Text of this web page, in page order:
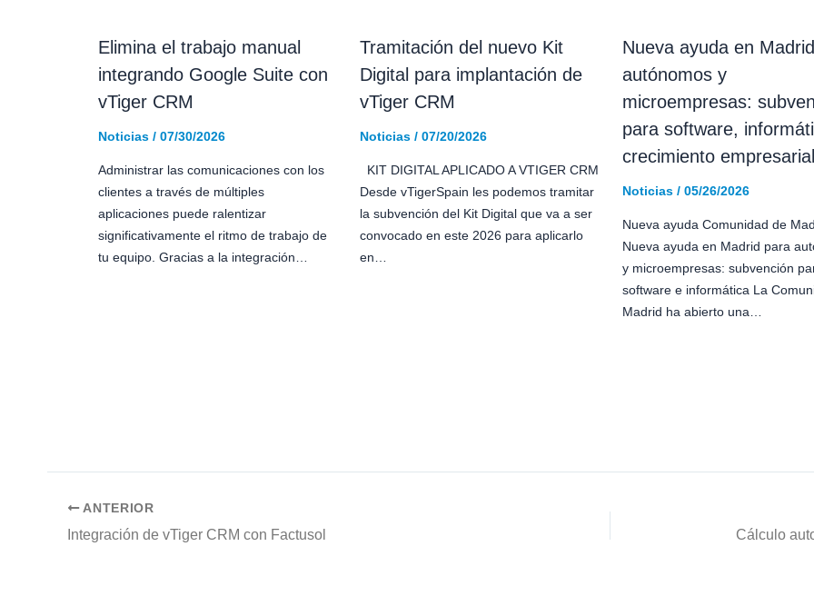
Elimina el trabajo manual
integrando Google Suite con
vTiger CRM
Noticias / 07/30/2026
Administrar las comunicaciones con los
clientes a través de múltiples
aplicaciones puede ralentizar
significativamente el ritmo de trabajo de
tu equipo. Gracias a la integración…
Tramitación del nuevo Kit
Digital para implantación de
vTiger CRM
Noticias /07/20/2026
KIT DIGITAL APLICADO A VTIGER CRM
Desde vTigerSpain les podemos tramitar
la subvención del Kit Digital que va a ser
convocado en este 2026 para aplicarlo
en…
Nueva ayuda en
autónomos y
microempresas:
para software,
crecimiento empresarial
Noticias/ 05/26/2026
Nueva ayuda Comunidad de
Nueva ayuda en Madrid para
y microempresas: subvención
software e informática La
Madrid ha abierto una…
ANTERIOR
Integración de vTiger CRM con Factusol